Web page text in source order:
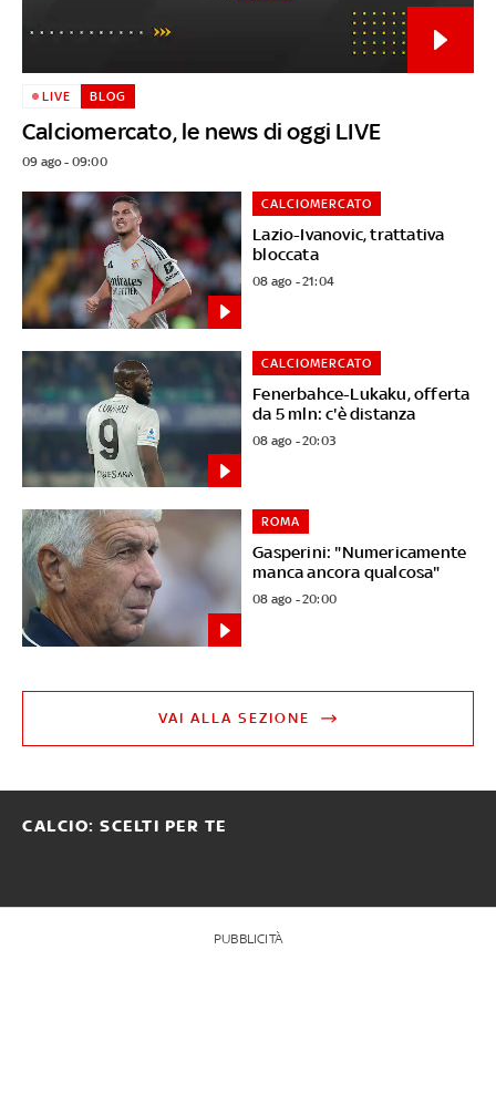
Calciomercato, le news di oggi LIVE
LIVE BLOG
09 ago - 09:00
Lazio-Ivanovic, trattativa
bloccata
CALCIOMERCATO
08 ago - 21:04
Fenerbahce-Lukaku, offerta
da 5 mln: c'è distanza
CALCIOMERCATO
08 ago - 20:03
Gasperini: "Numericamente
manca ancora qualcosa"
ROMA
08 ago - 20:00
VAI ALLA SEZIONE
CALCIO: SCELTI PER TE
PUBBLICITÀ